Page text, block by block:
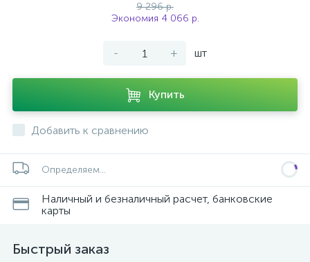
9 296 р.
Экономия 4 066 р.
- + шт
Купить
Добавить к сравнению
Определяем...
Наличный и безналичный расчет, банковские
карты
Быстрый заказ